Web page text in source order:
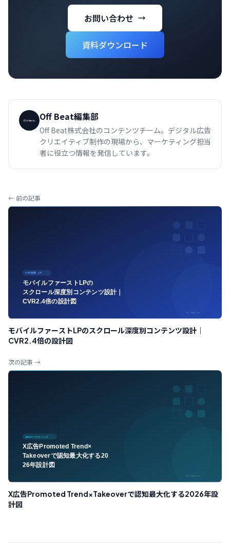
お問い合わせ
資料ダウンロード
Off Beat編集部
Off Beat株式会社のコンテンツチーム。デジタル広告
クリエイティブ制作の現場から、マーケティング担当
者に役立つ情報を発信しています。
← 前の記事
モバイルファーストLPのスクロール深度別コンテンツ設計｜
CVR2.4倍の設計図
次の記事 →
X広告Promoted Trend×Takeoverで認知最大化する2026年設
計図